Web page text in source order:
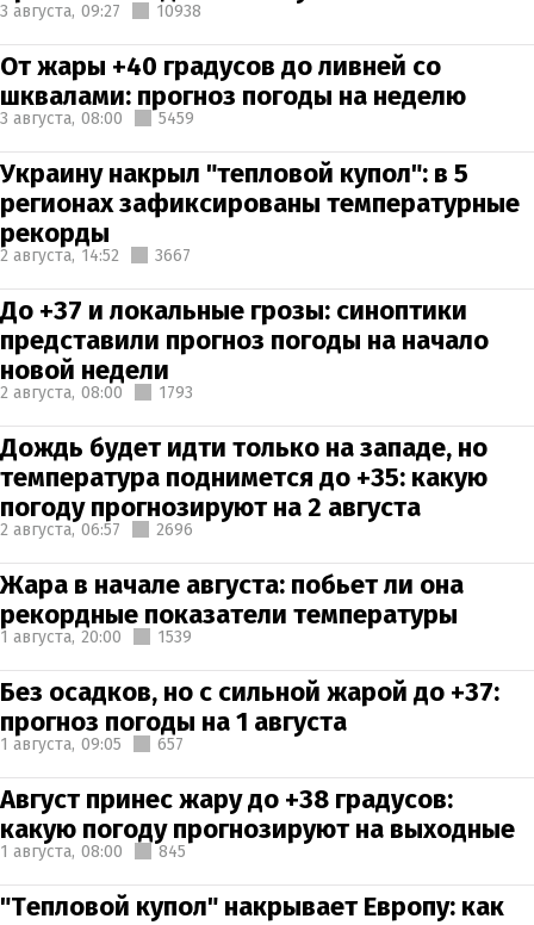
3 августа, 09:27 10938
От жары +40 градусов до ливней со
шквалами: прогноз погоды на неделю
3 августа, 08:00 5459
Украину накрыл "тепловой купол": в 5
регионах зафиксированы температурные
рекорды
2 августа, 14:52 3667
До +37 и локальные грозы: синоптики
представили прогноз погоды на начало
новой недели
2 августа, 08:00 1793
Дождь будет идти только на западе, но
температура поднимется до +35: какую
погоду прогнозируют на 2 августа
2 августа, 06:57 2696
Жара в начале августа: побьет ли она
рекордные показатели температуры
1 августа, 20:00 1539
Без осадков, но с сильной жарой до +37:
прогноз погоды на 1 августа
1 августа, 09:05 657
Август принес жару до +38 градусов:
какую погоду прогнозируют на выходные
1 августа, 08:00 845
"Тепловой купол" накрывает Европу: как